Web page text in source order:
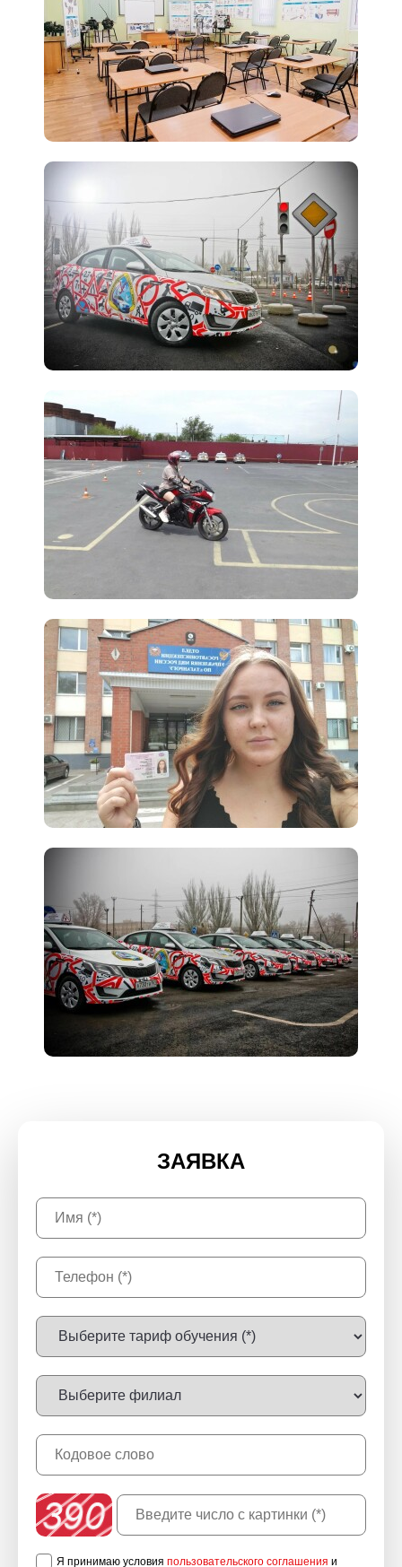
ЗАЯВКА
Я принимаю условия пользовательского соглашения и